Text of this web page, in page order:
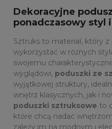
Dekoracyjne
ponadczasowy styl
Sztruks to materiał, który
wykorzystać w różnych
swojemu
wyglądowi, poduszki ze
wyjątkowej struktury,
wnętrz klasycznych, jak i
poduszki sztruksowe to
które chcą nadać
zależy im na modnym i